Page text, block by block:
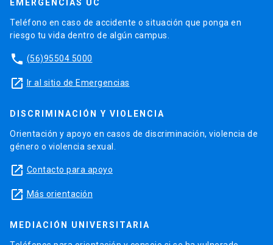
EMERGENCIAS UC
Teléfono en caso de accidente o situación que ponga en
riesgo tu vida dentro de algún campus.
phone (56)95504 5000
launch Ir al sitio de Emergencias
DISCRIMINACIÓN Y VIOLENCIA
Orientación y apoyo en casos de discriminación, violencia de
género o violencia sexual.
launch Contacto para apoyo
launch Más orientación
MEDIACIÓN UNIVERSITARIA